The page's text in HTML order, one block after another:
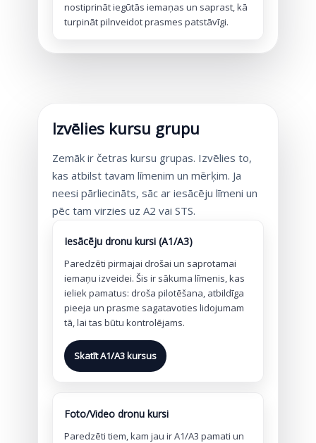
nostiprināt iegūtās iemaņas un saprast, kā
turpināt pilnveidot prasmes patstāvīgi.
Izvēlies kursu grupu
Zemāk ir četras kursu grupas. Izvēlies to,
kas atbilst tavam līmenim un mērķim. Ja
neesi pārliecināts, sāc ar iesācēju līmeni un
pēc tam virzies uz A2 vai STS.
Iesācēju dronu kursi (A1/A3)
Paredzēti pirmajai drošai un saprotamai
iemaņu izveidei. Šis ir sākuma līmenis, kas
ieliek pamatus: droša pilotēšana, atbildīga
pieeja un prasme sagatavoties lidojumam
tā, lai tas būtu kontrolējams.
Skatīt A1/A3 kursus
Foto/Video dronu kursi
Paredzēti tiem, kam jau ir A1/A3 pamati un